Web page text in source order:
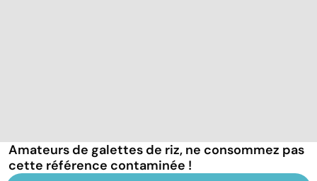
Amateurs de galettes de riz, ne consommez pas
cette référence contaminée !